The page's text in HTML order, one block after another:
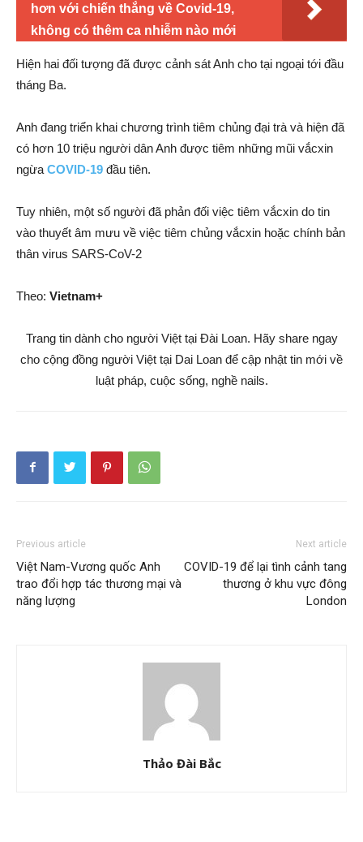
hơn với chiến thắng về Covid-19,
không có thêm ca nhiễm nào mới
Hiện hai đối tượng đã được cảnh sát Anh cho tại ngoại tới đầu
tháng Ba.
Anh đang triển khai chương trình tiêm chủng đại trà và hiện đã
có hơn 10 triệu người dân Anh được tiêm những mũi vắcxin
ngừa COVID-19 đầu tiên.
Tuy nhiên, một số người đã phản đối việc tiêm vắcxin do tin
vào thuyết âm mưu về việc tiêm chủng vắcxin hoặc chính bản
thân virus SARS-CoV-2
Theo: Vietnam+
Trang tin dành cho người Việt tại Đài Loan. Hãy share ngay
cho cộng đồng người Việt tại Dai Loan để cập nhật tin mới về
luật pháp, cuộc sống, nghề nails.
Previous article
Việt Nam-Vương quốc Anh
trao đổi hợp tác thương mại và
năng lượng
Next article
COVID-19 để lại tình cảnh tang
thương ở khu vực đông
London
Thảo Đài Bắc